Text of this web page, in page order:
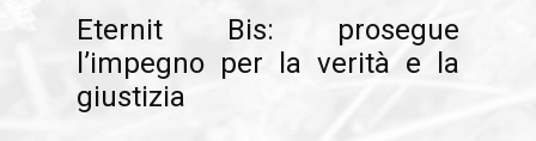
Eternit Bis: prosegue
l’impegno per la verità e la
giustizia